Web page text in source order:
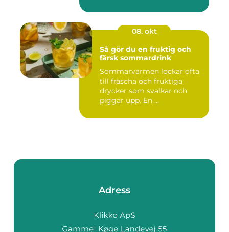
08. okt
Så gör du en fruktig och
färsk sommardrink
Sommarvärmen lockar ofta
till fräscha och fruktiga
drycker som svalkar och
piggar upp. En ...
Adress